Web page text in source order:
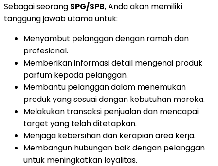
Sebagai seorang SPG/SPB, Anda akan memiliki
tanggung jawab utama untuk:
Menyambut pelanggan dengan ramah dan
profesional.
Memberikan informasi detail mengenai produk
parfum kepada pelanggan.
Membantu pelanggan dalam menemukan
produk yang sesuai dengan kebutuhan mereka.
Melakukan transaksi penjualan dan mencapai
target yang telah ditetapkan.
Menjaga kebersihan dan kerapian area kerja.
Membangun hubungan baik dengan pelanggan
untuk meningkatkan loyalitas.